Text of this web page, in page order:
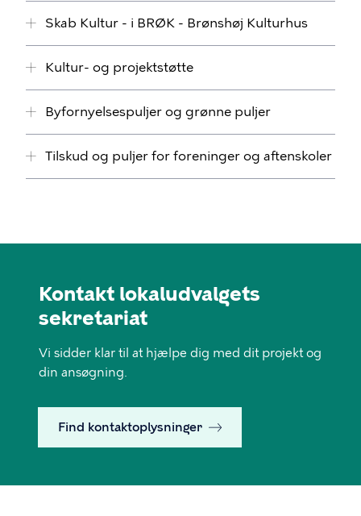
Skab Kultur - i BRØK - Brønshøj Kulturhus
Kultur- og projektstøtte
Byfornyelsespuljer og grønne puljer
Tilskud og puljer for foreninger og aftenskoler
Kontakt lokaludvalgets
sekretariat
Vi sidder klar til at hjælpe dig med dit projekt og
din ansøgning.
Find kontaktoplysninger